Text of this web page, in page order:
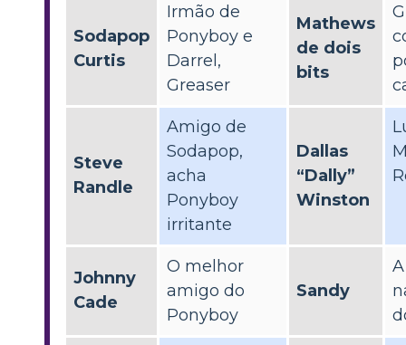
Sodapop
Curtis
Irmão de
Ponyboy e
Darrel,
Greaser
Mathews
de dois
bits
Steve
Randle
Amigo de
Sodapop,
acha
Ponyboy
irritante
Dallas
“Dally”
Winston
Johnny
Cade
O melhor
amigo do
Ponyboy
Sandy
A